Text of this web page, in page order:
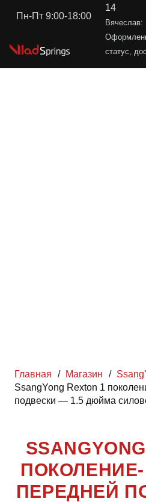
Пн-Пт 9:00-18:00
14
Вячеслав:
статус,
Главная / Магазин /
SsangYong Rexton 1
подвески — 1.5 дюйма
ПЕРЕДНЕЙ